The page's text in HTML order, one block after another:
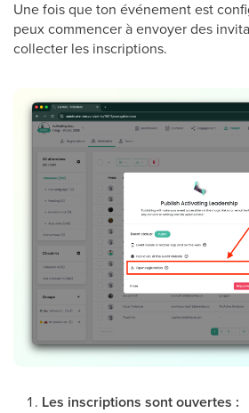
Une fois que ton événement est
peux commencer à envoyer des
collecter les inscriptions.
Les inscriptions sont ouvertes :